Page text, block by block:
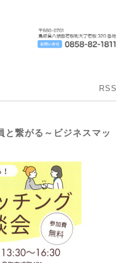
RSS
と繋がる～ビジネスマッ